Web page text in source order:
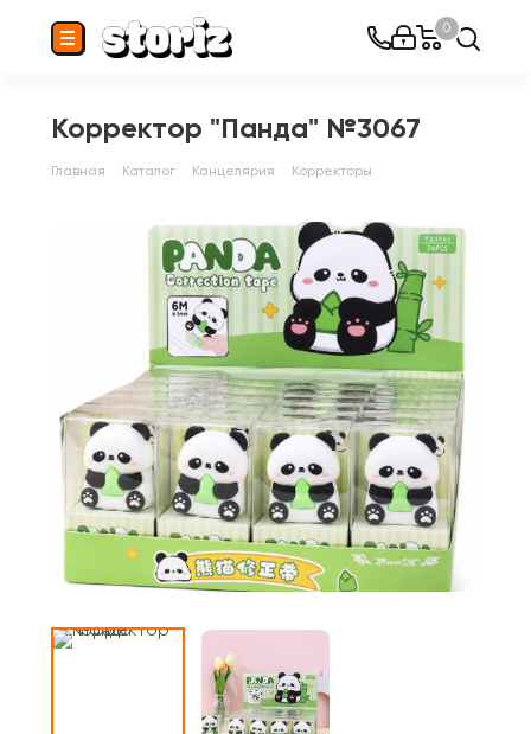
0
Корректор "Панда" №3067
Главная Каталог Канцелярия Корректоры